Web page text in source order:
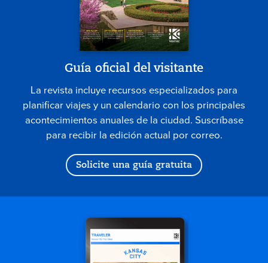
Guía oficial del visitante
La revista incluye recursos especializados para
planificar viajes y un calendario con los principales
acontecimientos anuales de la ciudad. Suscríbase
para recibir la edición actual por correo.
Solicite una guía gratuita